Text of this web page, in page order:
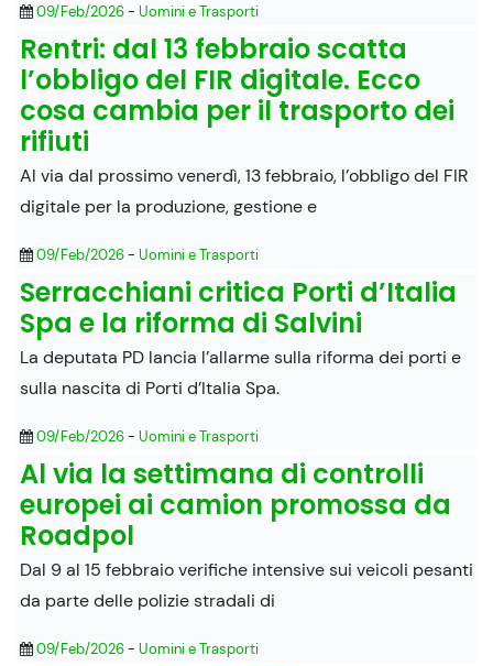
09/Feb/2026- Uomini e Trasporti
Rentri: dal 13 febbraio scatta
l’obbligo del FIR digitale. Ecco
cosa cambia per il trasporto dei
rifiuti
Al via dal prossimo venerdì, 13 febbraio, l’obbligo del FIR
digitale per la produzione, gestione e
09/Feb/2026- Uomini e Trasporti
Serracchiani critica Porti d’Italia
Spa e la riforma di Salvini
La deputata PD lancia l’allarme sulla riforma dei porti e
sulla nascita di Porti d’Italia Spa.
09/Feb/2026- Uomini e Trasporti
Al via la settimana di controlli
europei ai camion promossa da
Roadpol
Dal 9 al 15 febbraio verifiche intensive sui veicoli pesanti
da parte delle polizie stradali di
09/Feb/2026- Uomini e Trasporti